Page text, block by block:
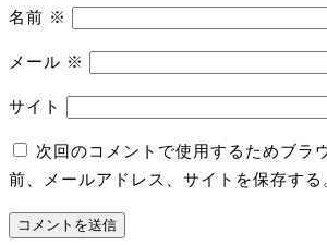
名前 ※
メール ※
サイト
次回のコメントで使用するためブラ
前、メールアドレス、サイトを保存する